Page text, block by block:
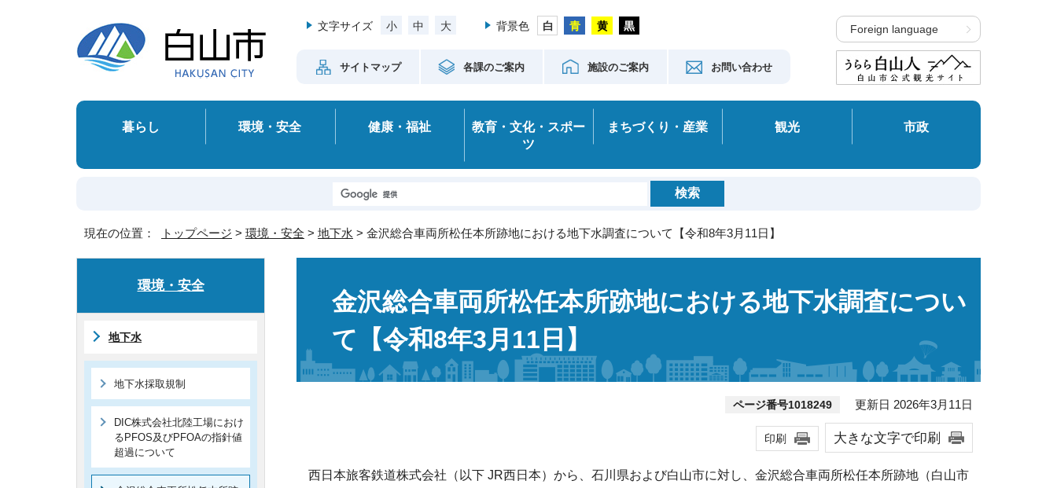
文字サイズ 小 中 大 背景色
サイトマップ 各課のご案内 施設のご案内 お問い合わせ
Foreign language
暮らし 環境・安全 健康・福祉
教育・文化・スポー
ツ
まちづくり・産業 観光 市政
現在の位置： トップページ > 環境・安全 > 地下水 > 金沢総合車両所松任本所跡地における地下水調査について【令和8年3月11日】
金沢総合車両所松任本所跡地における地下水調査につい
て【令和8年3月11日】
ページ番号1018249 更新日 2026年3月11日
印刷 大きな文字で印刷
西日本旅客鉄道株式会社（以下 JR西日本）から、石川県および白山市に対し、金沢総合車両所松任本所跡地（白山市
環境・安全
地下水
地下水採取規制
DIC株式会社北陸工場におけ
るPFOS及びPFOAの指針値
超過について